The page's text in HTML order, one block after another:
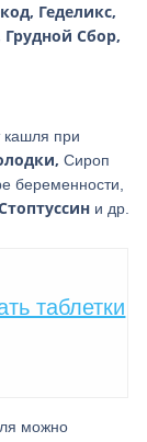
Геделикс,
Сбор,
кашля при
Сироп
беременности,
и др.
таблетки
можно